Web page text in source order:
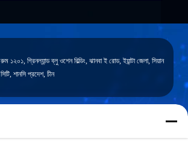
রুম ১২০১, গ্রিনল্যান্ড ব্লু ওশেন বিল্ডিং, ঝানবা ই রোড, ইয়ান্টা জেলা, সিয়ান
সিটি, শানসি প্রদেশ, চীন
sxcd-gyl@163.com